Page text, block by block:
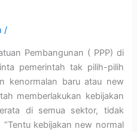
/
Pembangunan ( PPP) di
pemerintah tak pilih-pilih
kenormalan baru atau new
memberlakukan kebijakan
di semua sektor, tidak
kebijakan new normal